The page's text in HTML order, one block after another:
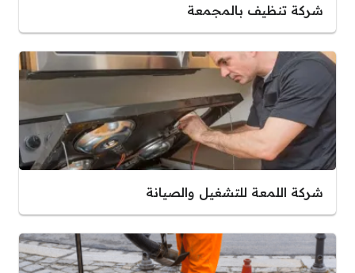
شركة تنظيف بالمجمعة
شركة اللمعة للتشغيل والصيانة